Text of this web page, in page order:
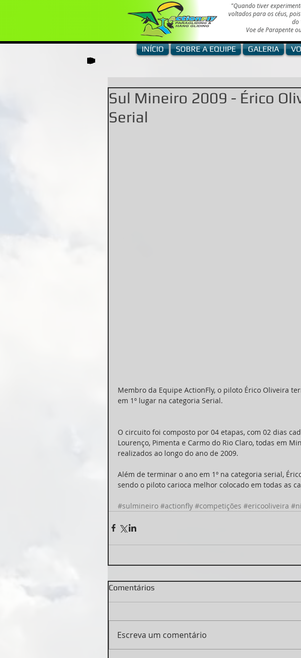
"Quando tiver
voltados para os céus,
do
Voe de Parapente
INÍCIO SOBRE A EQUIPE GALERIA
Sul Mineiro 2009 - Érico
Serial
Membro da Equipe ActionFly, o piloto Érico Oliveira
em 1º lugar na categoria Serial.
O circuito foi composto por 04 etapas, com 02 dias
Lourenço, Pimenta e Carmo do Rio Claro, todas em
realizados ao longo do ano de 2009.
Além de terminar o ano em 1º na categoria serial,
sendo o piloto carioca melhor colocado em todas as
#sulmineiro #actionfly #competições #ericooliveira
Comentários
Escreva um comentário